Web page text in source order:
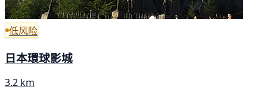
低风险
日本環球影城
3.2 km